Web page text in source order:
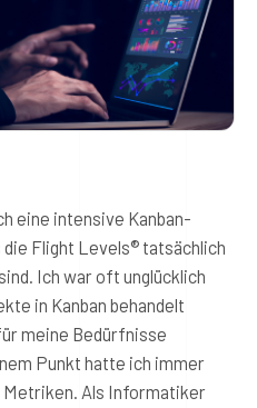
eine intensive Kanban-
die Flight Levels® tatsächlich
Ich war oft unglücklich
in Kanban behandelt
meine Bedürfnisse
Punkt hatte ich immer
Metriken. Als Informatiker